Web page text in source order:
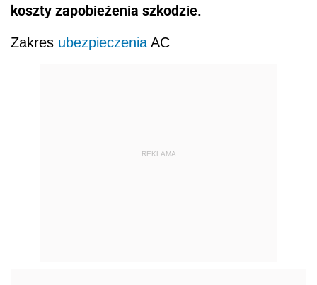
koszty zapobieżenia szkodzie.
Zakres ubezpieczeniaAC
REKLAMA